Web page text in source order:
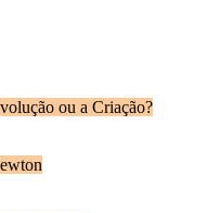
ou a Criação?